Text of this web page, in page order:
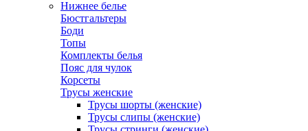
Нижнее белье
Бюстгальтеры
Боди
Топы
Комплекты белья
Пояс для чулок
Корсеты
Трусы женские
Трусы шорты (женские)
Трусы слипы (женские)